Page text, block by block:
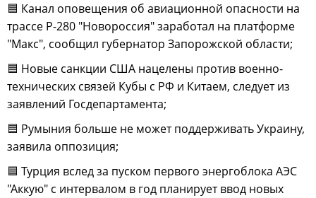
🟦 Канал оповещения об авиационной опасности на
трассе Р-280 "Новороссия" заработал на платформе
"Макс", сообщил губернатор Запорожской области;
🟦 Новые санкции США нацелены против военно-
технических связей Кубы с РФ и Китаем, следует из
заявлений Госдепартамента;
🟦 Румыния больше не может поддерживать Украину,
заявила оппозиция;
🟦 Турция вслед за пуском первого энергоблока АЭС
"Аккую" с интервалом в год планирует ввод новых